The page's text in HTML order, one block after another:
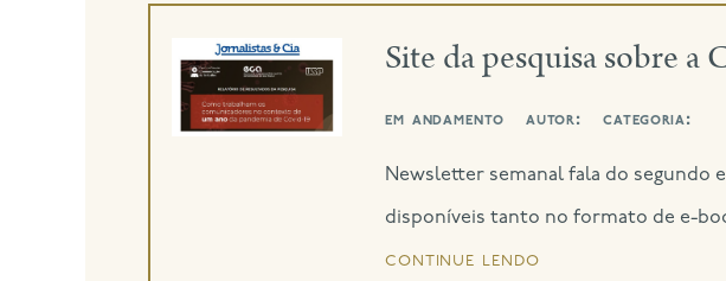
Site da pesquisa sobre
em andamento autor: categoria:
Newsletter semanal fala do segundo
disponíveis tanto no formato de e-
continue lendo